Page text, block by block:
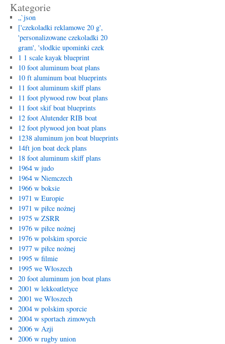
Kategorie
„`json
['czekoladki reklamowe 20 g',
'personalizowane czekoladki 20
gram', 'słodkie upominki czek
1 1 scale kayak blueprint
10 foot aluminum boat plans
10 ft aluminum boat blueprints
11 foot aluminum skiff plans
11 foot plywood row boat plans
11 foot skif boat blueprints
12 foot Alutender RIB boat
12 foot plywood jon boat plans
1238 aluminum jon boat blueprints
14ft jon boat deck plans
18 foot aluminum skiff plans
1964 w judo
1964 w Niemczech
1966 w boksie
1971 w Europie
1971 w piłce nożnej
1975 w ZSRR
1976 w piłce nożnej
1976 w polskim sporcie
1977 w piłce nożnej
1995 w filmie
1995 we Włoszech
20 foot aluminum jon boat plans
2001 w lekkoatletyce
2001 we Włoszech
2004 w polskim sporcie
2004 w sportach zimowych
2006 w Azji
2006 w rugby union